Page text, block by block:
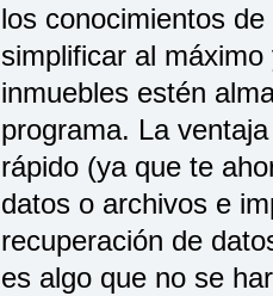
los conocimientos
simplificar al
inmuebles estén
programa. La
rápido (ya que te
datos o archivos e
recuperación de
es algo que no se